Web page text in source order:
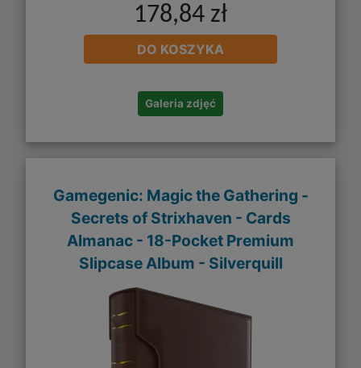
178,84 zł
DO KOSZYKA
Galeria zdjęć
Gamegenic: Magic the Gathering -
Secrets of Strixhaven - Cards
Almanac - 18-Pocket Premium
Slipcase Album - Silverquill